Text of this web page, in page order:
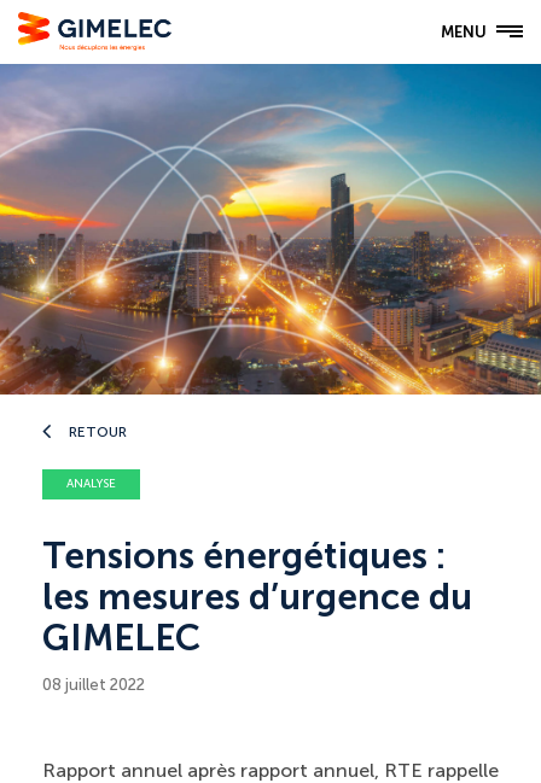
MENU
RETOUR
ANALYSE
Tensions énergétiques :
les mesures d’urgence du
GIMELEC
08 juillet 2022
Rapport annuel après rapport annuel, RTE rappelle